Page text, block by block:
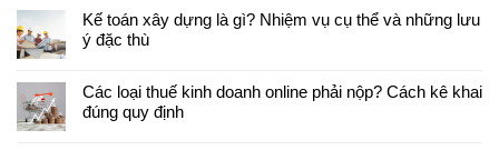
Kế toán xây dựng là gì? Nhiệm vụ cụ thể và những lưu
ý đặc thù
Các loại thuế kinh doanh online phải nộp? Cách kê khai
đúng quy định